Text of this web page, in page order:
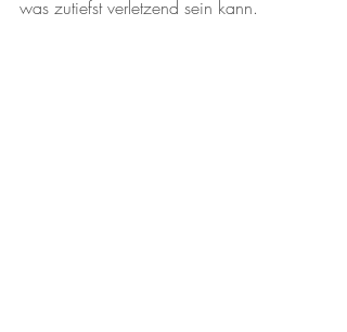
was zutiefst verletzend sein kann.